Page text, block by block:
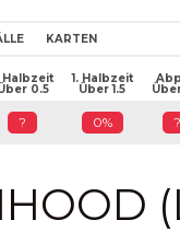
KARTEN
Halbzeit
0.5
1. Halbzeit
Über 1.5
? 0% ?